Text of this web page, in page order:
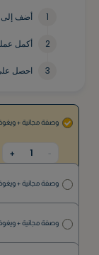
1
أضف إلى
2 أكمل
3 احصل
وصفة مجانية + ويغوفي ٢.٤ ملجم (يشمل
1
+
وصفة مجانية + ويغوفي ٠,٥ ملجم (يشمل
وصفة مجانية + ويغوفي ١ ملجم (يشمل